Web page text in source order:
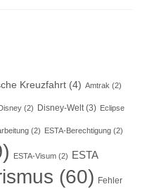
Kreuzfahrt (4) Amtrak (2)
Disney (2) Disney-Welt(3) Eclipse
(2) ESTA-Berechtigung (2)
ESTA-Visum (2) ESTA
(60) Fehler